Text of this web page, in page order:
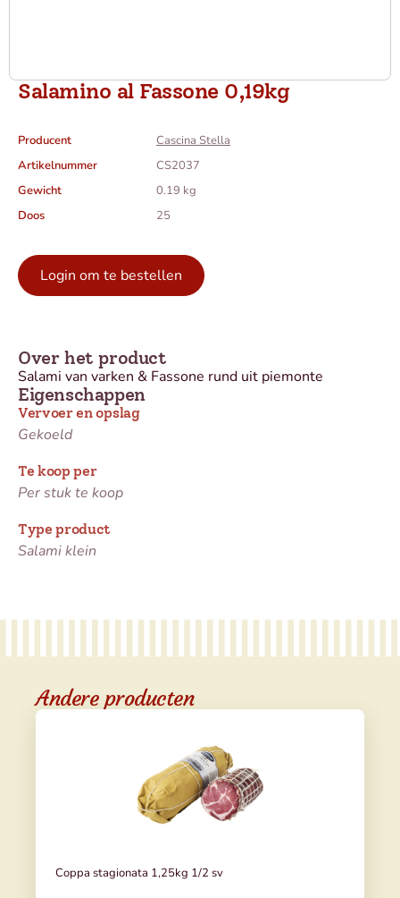
Salamino al Fassone 0,19kg
Producent
Cascina Stella
Artikelnummer
CS2037
Gewicht
0.19 kg
Doos
25
Login om te bestellen
Eigenschappen
Vervoer en opslag
Gekoeld
Te koop per
Per stuk te koop
Type product
Salami klein
Over het product
Salami van varken & Fassone rund uit piemonte
Andere producten
Coppa stagionata 1,25kg 1/2 sv